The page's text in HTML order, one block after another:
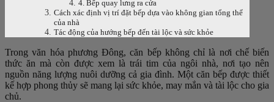
4. Bếp quay lưng ra cửa
Cách xác định vị trí đặt bếp dựa vào không gian tổng thể
của nhà
Tác động của hướng bếp đến tài lộc và sức khỏe
Trong văn hóa phương Đông, căn bếp không chỉ là nơi chế biến
thức ăn mà còn được xem là trái tim của ngôi nhà, nơi tạo nên
nguồn năng lượng nuôi dưỡng cả gia đình. Một căn bếp được thiết
kế hợp phong thủy sẽ mang lại sức khỏe, may mắn và tài lộc cho gia
chủ.